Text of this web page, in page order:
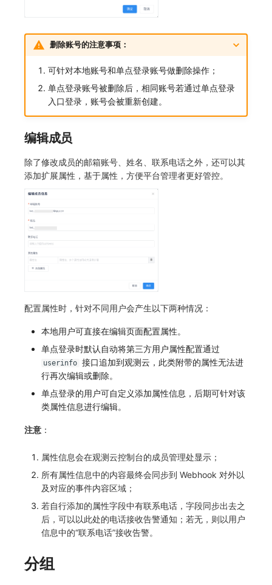
删除账号的注意事项：
可针对本地账号和单点登录账号做删除操作；
单点登录账号被删除后，相同账号若通过单点登录
入口登录，账号会被重新创建。
编辑成员
除了修改成员的邮箱账号、姓名、联系电话之外，还可以其
添加扩展属性，基于属性，方便平台管理者更好管控。
配置属性时，针对不同用户会产生以下两种情况：
本地用户可直接在编辑页面配置属性。
单点登录时默认自动将第三方用户属性配置通过
userinfo 接口追加到观测云，此类附带的属性无法进
行再次编辑或删除。
单点登录的用户可自定义添加属性信息，后期可针对该
类属性信息进行编辑。
注意 ：
属性信息会在观测云控制台的成员管理处显示；
所有属性信息中的内容最终会同步到 Webhook 对外以
及对应的事件内容区域；
若自行添加的属性字段中有联系电话，字段同步出去之
后，可以以此处的电话接收告警通知；若无，则以用户
信息中的“联系电话”接收告警。
分组